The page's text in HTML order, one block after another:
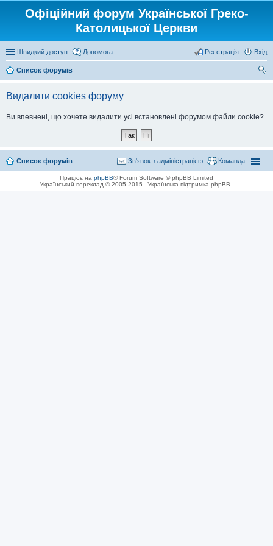
Офіційний форум Української Греко-
Католицької Церкви
Швидкий доступ Допомога Вхід
Реєстрація
Список форумів
Видалити cookies форуму
Ви впевнені, що хочете видалити усі встановлені форумом файли cookie?
Список форумів Команда
Зв'язок з адміністрацією
Працює на phpBB® Forum Software © phpBB Limited
Український переклад © 2005-2015
Українська підтримка phpBB